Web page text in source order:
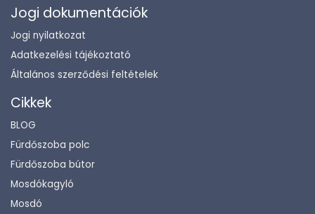
Jogi dokumentációk
Jogi nyilatkozat
Adatkezelési tájékoztató
Általános szerződési feltételek
Cikkek
BLOG
Fürdőszoba polc
Fürdőszoba bútor
Mosdókagyló
Mosdó